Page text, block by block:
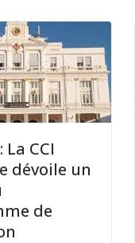
CCI
dévoile un
de